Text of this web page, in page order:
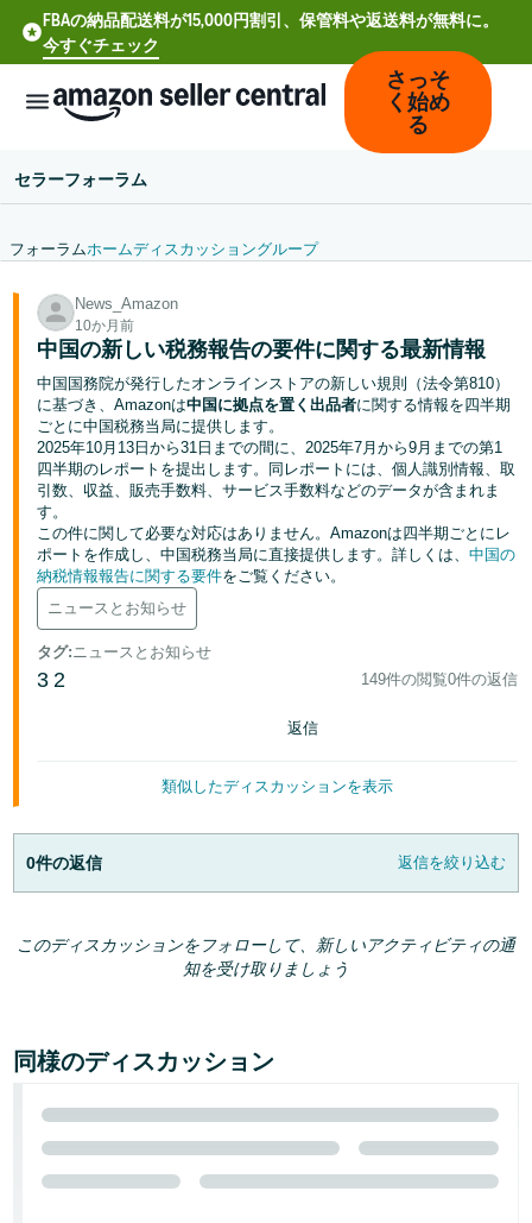
FBAの納品配送料が15,000円割引、保管料や返送料が無料に。
今すぐチェック
文
-
CN
Deutsch
- DE
Español
- ES
Français
- FR
Italiano
- IT
-
KR
本
- JP
ロ
グ
そ
く
め
る
さっそ
く始め
る
セラーフォーラム
フォーラムホームディスカッショングループ
News_Amazon
10か月前
中国の新しい税務報告の要件に関する最新情報
中国国務院が発行したオンラインストアの新しい規則（法令第810）
に基づき、Amazonは中国に拠点を置く出品者に関する情報を四半期
ごとに中国税務当局に提供します。
2025年10月13日から31日までの間に、2025年7月から9月までの第1
四半期のレポートを提出します。同レポートには、個人識別情報、取
引数、収益、販売手数料、サービス手数料などのデータが含まれま
す。
この件に関して必要な対応はありません。Amazonは四半期ごとにレ
ポートを作成し、中国税務当局に直接提供します。詳しくは、中国の
納税情報報告に関する要件をご覧ください。
ニュースとお知らせ
タグ:ニュースとお知らせ
3 2 149件の閲覧0件の返信
返信
類似したディスカッションを表示
0件の返信 返信を絞り込む
このディスカッションをフォローして、新しいアクティビティの通
知を受け取りましょう
同様のディスカッション